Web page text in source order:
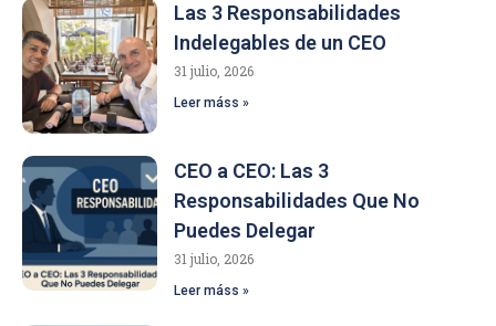
Las 3 Responsabilidades
Indelegables de un CEO
31 julio, 2026
Leer máss »
CEO a CEO: Las 3
Responsabilidades Que No
Puedes Delegar
31 julio, 2026
Leer máss »